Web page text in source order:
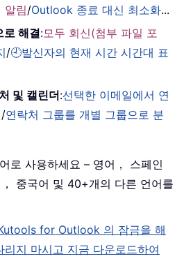
알림/Outlook 종료 대신 최소화...
로 해결:모두 회신(첨부 파일 포
/🕘발신자의 현재 시간 시간대 표
및 캘린더:선택한 이메일에서 연
/연락처 그룹를 개별 그룹으로 분
로 사용하세요 – 영어， 스페인
중국어 및 40+개의 다른 언어를
for Outlook 의 잠금을 해
지 마시고 지금 다운로드하여